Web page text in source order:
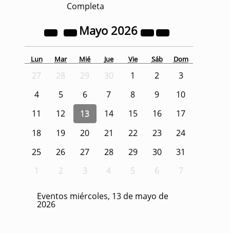
Completa
Mayo 2026
Lun Mar Mié Jue Vie Sáb Dom
27 28 29 30 1 2
3
4
5 6 7 8 9
10
11
12 13 14 15 16
17
18
19 20 21 22 23
24
25
26 27 28 29 30
31
1
2 3 4 5 6 7
Eventos miércoles, 13 de mayo de
2026